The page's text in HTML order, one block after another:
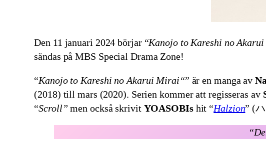
Den 11 januari 2024 börjar “Kanojo to Kareshi no
sändas på MBS Special Drama Zone!
“Kanojo to Kareshi no Akarui Mirai“” är en manga av
(2018) till mars (2020). Serien kommer att regisseras av
“Scroll”men också skrivit YOASOBIshit “Halzion” (
“